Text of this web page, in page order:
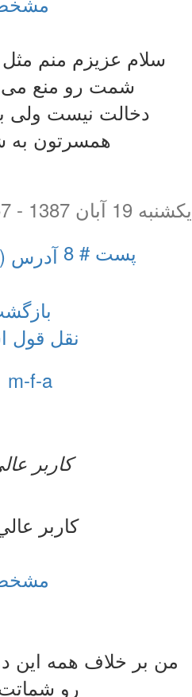
سلام عزیزم منم
شمت رو منع می
دخالت نیست ولی
همسرتون به
یکشنبه 19 آبان 1387 - 01:57
پست # 8
نقل قول
m-f-a
کاربر
من بر خلاف همه
رو شماتت